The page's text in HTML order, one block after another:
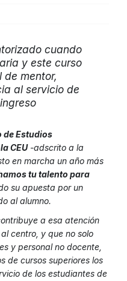
cuando
y este curso
mentor,
al servicio de
de Estudios
CEU-adscrito a la
en marcha un año más
tu talento para
su apuesta por un
al alumno.
a esa atención
centro, y que no solo
y personal no docente,
de cursos superiores los
de los estudiantes de